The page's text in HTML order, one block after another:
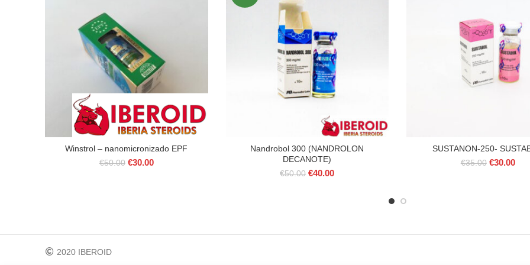
Winstrol – nanomicronizado EPF
€50.00 Il
€30.00Il
Nandrobol 300 (NANDROLON
DECANOTE)
€50.00 Il
€40.00Il
SUSTANON-250-
€35.00 Il
€30.00Il
2020 IBEROID